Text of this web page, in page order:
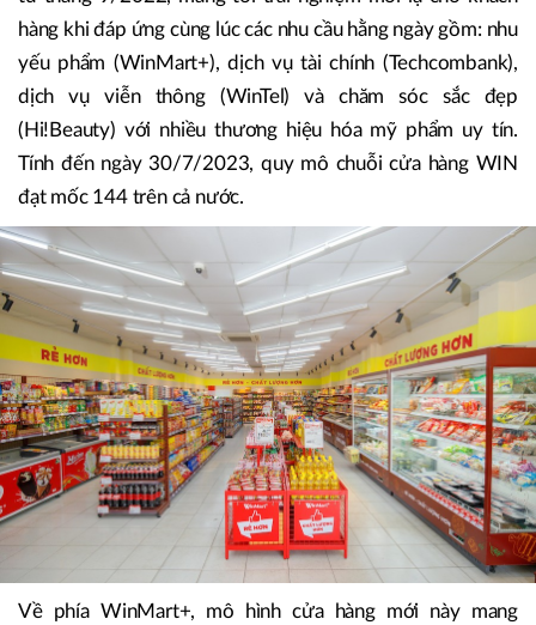
WIN là mô hình cửa hàng đa tiện ích đã đi vào hoạt động
từ tháng 9/2022, mang tới trải nghiệm mới lạ cho khách
hàng khi đáp ứng cùng lúc các nhu cầu hằng ngày gồm: nhu
yếu phẩm (WinMart+), dịch vụ tài chính (Techcombank),
dịch vụ viễn thông (WinTel) và chăm sóc sắc đẹp
(Hi!Beauty) với nhiều thương hiệu hóa mỹ phẩm uy tín.
Tính đến ngày 30/7/2023, quy mô chuỗi cửa hàng WIN
đạt mốc 144 trên cả nước.